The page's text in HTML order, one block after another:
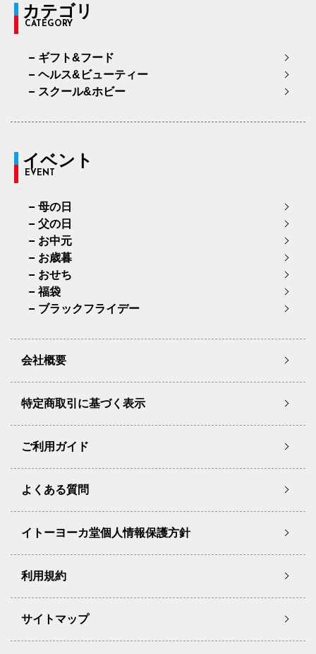
カテゴリ
CATEGORY
ギフト&フード
ヘルス&ビューティー
スクール&ホビー
イベント
EVENT
母の日
父の日
お中元
お歳暮
おせち
福袋
ブラックフライデー
会社概要
特定商取引に基づく表示
ご利用ガイド
よくある質問
イトーヨーカ堂個人情報保護方針
利用規約
サイトマップ